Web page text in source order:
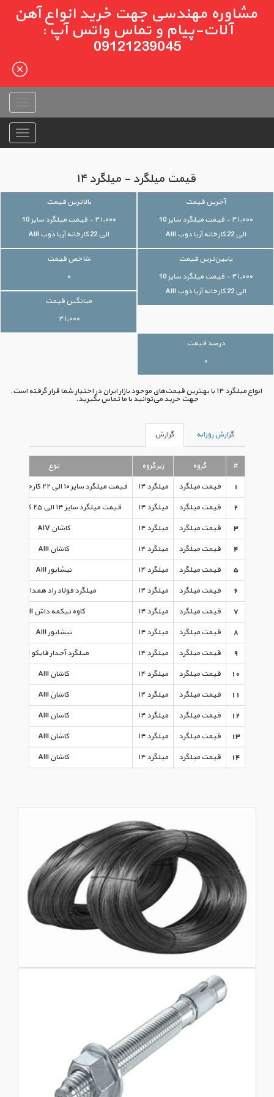
مشاوره مهندسی جهت خرید انواع آهن
آلات-پیام و تماس واتس آپ :
09121239045
قیمت میلگرد - میلگرد ۱۴
آخرین قیمت
۴۱,۰۰۰ - قیمت میلگرد سایز 10
الی 22 کارخانه آریا ذوب AIII
بالاترین قیمت
۴۱,۰۰۰ - قیمت میلگرد سایز 10
الی 22 کارخانه آریا ذوب AIII
پایین‌ترین قیمت
۴۱,۰۰۰ - قیمت میلگرد سایز 10
الی 22 کارخانه آریا ذوب AIII
شاخص قیمت
۰
میانگین قیمت
۴۱,۰۰۰
درصد قیمت
۰
انواع میلگرد ۱۴ با بهترین قیمت‌های موجود بازار ایران در اختیار شما قرار گرفته است.
جهت خرید می‌توانید با ما تماس بگیرید.
گزارش روزانه گزارش
# گروه زیرگروه
نوع
1
قیمت میلگرد میلگرد ۱۴
قیمت میلگرد سایز ۱۰ الی ۲۲ کارخانه آریا ذوب AIII
2
قیمت میلگرد میلگرد ۱۴
قیمت میلگرد سایز ۱۴ الی ۲۵ کارخانه ابهر AII
3
قیمت میلگرد میلگرد ۱۴
کاشان AIV
4
قیمت میلگرد میلگرد ۱۴
کاشان AIII
5
قیمت میلگرد میلگرد ۱۴
نیشابور AIII
6
قیمت میلگرد میلگرد ۱۴
میلگرد فولاد راد همدان AIII
7
قیمت میلگرد میلگرد ۱۴
کاوه تیکمه داش AIII
8
قیمت میلگرد میلگرد ۱۴
نیشابور AIII
9
قیمت میلگرد میلگرد ۱۴
میلگرد آجدار فایکو AIII
10
قیمت میلگرد میلگرد ۱۴
کاشان AIII
11
قیمت میلگرد میلگرد ۱۴
کاشان AIII
12
قیمت میلگرد میلگرد ۱۴
کاشان AIII
13
قیمت میلگرد میلگرد ۱۴
کاشان AIII
14
قیمت میلگرد میلگرد ۱۴ کاشان AIII